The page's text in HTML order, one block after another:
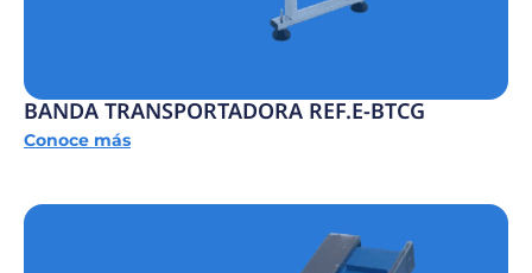
BANDA TRANSPORTADORA REF.E-BTCG
Conoce más